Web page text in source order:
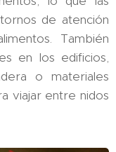
de atención
También
en los edificios,
o materiales
viajar entre nidos